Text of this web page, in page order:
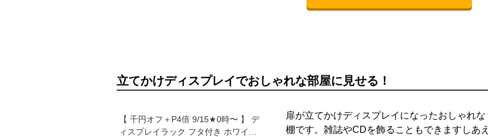
立てかけディスプレイでおしゃれな部屋に見せる！
【 千円オフ＋P4倍 9/15★0時〜 】 デ
ィスプレイラック フタ付き ホワイト 4
扉が立てかけディスプレイになったおしゃれな
棚です。雑誌やCDを飾ることもできますしあえ